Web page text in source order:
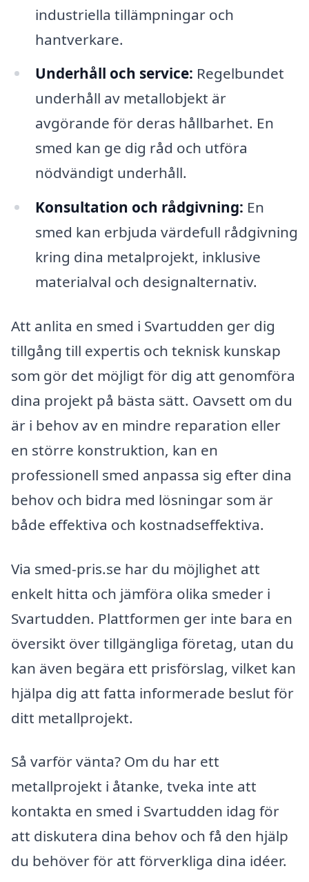
industriella tillämpningar och
hantverkare.
Underhåll och service: Regelbundet
underhåll av metallobjekt är
avgörande för deras hållbarhet. En
smed kan ge dig råd och utföra
nödvändigt underhåll.
Konsultation och rådgivning: En
smed kan erbjuda värdefull rådgivning
kring dina metalprojekt, inklusive
materialval och designalternativ.
Att anlita en smed i Svartudden ger dig
tillgång till expertis och teknisk kunskap
som gör det möjligt för dig att genomföra
dina projekt på bästa sätt. Oavsett om du
är i behov av en mindre reparation eller
en större konstruktion, kan en
professionell smed anpassa sig efter dina
behov och bidra med lösningar som är
både effektiva och kostnadseffektiva.
Via smed-pris.se har du möjlighet att
enkelt hitta och jämföra olika smeder i
Svartudden. Plattformen ger inte bara en
översikt över tillgängliga företag, utan du
kan även begära ett prisförslag, vilket kan
hjälpa dig att fatta informerade beslut för
ditt metallprojekt.
Så varför vänta? Om du har ett
metallprojekt i åtanke, tveka inte att
kontakta en smed i Svartudden idag för
att diskutera dina behov och få den hjälp
du behöver för att förverkliga dina idéer.